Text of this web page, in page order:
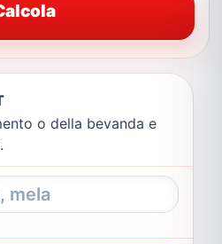
o della bevanda e